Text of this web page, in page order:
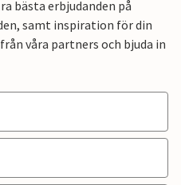
bästa erbjudanden på
samt inspiration för din
våra partners och bjuda in